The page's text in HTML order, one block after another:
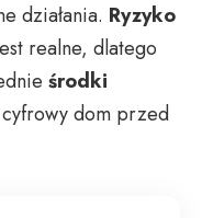
działania. Ryzyko
realne, dlatego
środki
dom przed